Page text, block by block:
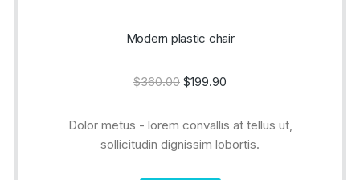
Modern plastic chair
$360.00 $199.90
Dolor metus - lorem convallis at tellus ut,
sollicitudin dignissim lobortis.